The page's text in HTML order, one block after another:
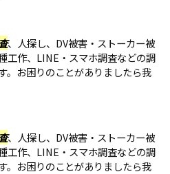
、人探し、DV被害・ストーカー被
工作、LINE・スマホ調査などの調
。お困りのことがありましたら我
、人探し、DV被害・ストーカー被
工作、LINE・スマホ調査などの調
。お困りのことがありましたら我